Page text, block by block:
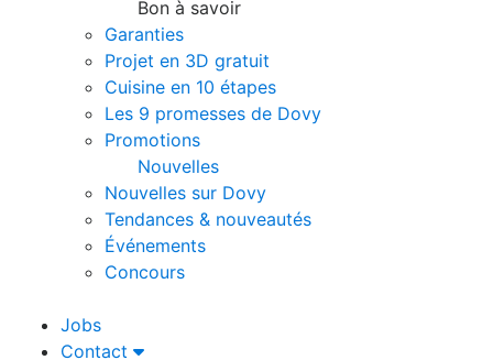
Bon à savoir
Garanties
Projet en 3D gratuit
Cuisine en 10 étapes
Les 9 promesses de Dovy
Promotions
Nouvelles
Nouvelles sur Dovy
Tendances & nouveautés
Événements
Concours
Jobs
Contact